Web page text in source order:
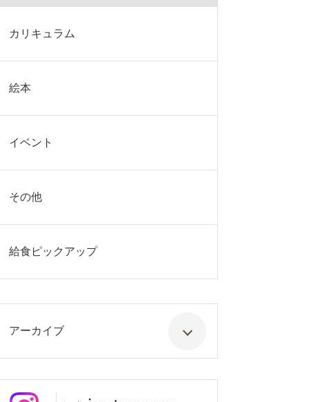
カリキュラム
絵本
イベント
その他
給食ピックアップ
アーカイブ